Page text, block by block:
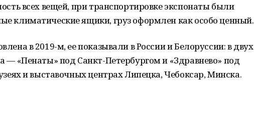
всех вещей, при транспортировке экспонаты были
климатические ящики, груз оформлен как особо ценный.
в 2019-м, ее показывали в России и Белоруссии: в двух
— «Пенаты» под Санкт-Петербургом и «Здравнево» под
и выставочных центрах Липецка, Чебоксар, Минска.